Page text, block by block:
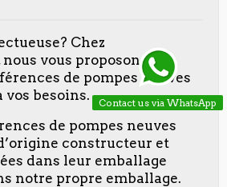
Chez
vous proposons une
de pompes neuves
vos besoins.
de pompes neuves
constructeur et
dans leur emballage
notre propre emballage.
Contact us via WhatsApp